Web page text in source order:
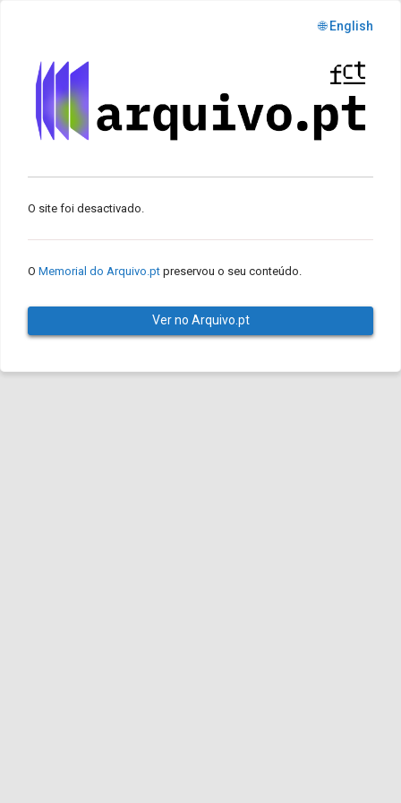
🌐 English
O site foi desactivado.
O Memorial do Arquivo.pt preservou o seu conteúdo.
Ver no Arquivo.pt